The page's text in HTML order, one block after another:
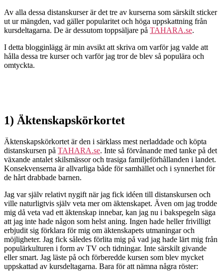
Av alla dessa distanskurser är det tre av kurserna som särskilt sticker
ut ur mängden, vad gäller popularitet och höga uppskattning från
kursdeltagarna. De är dessutom toppsäljare på TAHARA.se.
I detta blogginlägg är min avsikt att skriva om varför jag valde att
hålla dessa tre kurser och varför jag tror de blev så populära och
omtyckta.
1) Äktenskapskörkortet
Äktenskapskörkortet är den i särklass mest nerladdade och köpta
distanskursen på TAHARA.se. Inte så förvånande med tanke på det
växande antalet skilsmässor och trasiga familjeförhållanden i landet.
Konsekvenserna är allvarliga både för samhället och i synnerhet för
de hårt drabbade barnen.
Jag var själv relativt nygift när jag fick idéen till distanskursen och
ville naturligtvis själv veta mer om äktenskapet. Även om jag trodde
mig då veta vad ett äktenskap innebar, kan jag nu i bakspegeln säga
att jag inte hade någon som helst aning. Ingen hade heller frivilligt
erbjudit sig förklara för mig om äktenskapets utmaningar och
möjligheter. Jag fick således förlita mig på vad jag hade lärt mig från
populärkulturen i form av TV och tidningar. Inte särskilt givande
eller smart. Jag läste på och förberedde kursen som blev mycket
uppskattad av kursdeltagarna. Bara för att nämna några röster: